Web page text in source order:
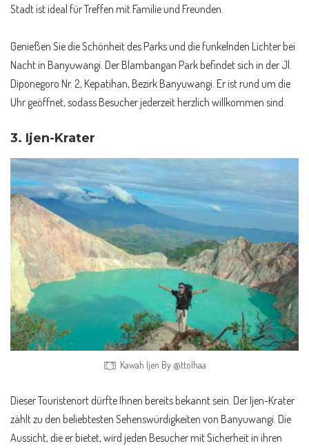
Stadt ist ideal für Treffen mit Familie und Freunden.
Genießen Sie die Schönheit des Parks und die funkelnden Lichter bei
Nacht in Banyuwangi. Der Blambangan Park befindet sich in der Jl.
Diponegoro Nr. 2, Kepatihan, Bezirk Banyuwangi. Er ist rund um die
Uhr geöffnet, sodass Besucher jederzeit herzlich willkommen sind.
3. Ijen-Krater
Kawah Ijen By @ttolhaa
Dieser Touristenort dürfte Ihnen bereits bekannt sein. Der Ijen-Krater
zählt zu den beliebtesten Sehenswürdigkeiten von Banyuwangi. Die
Aussicht, die er bietet, wird jeden Besucher mit Sicherheit in ihren